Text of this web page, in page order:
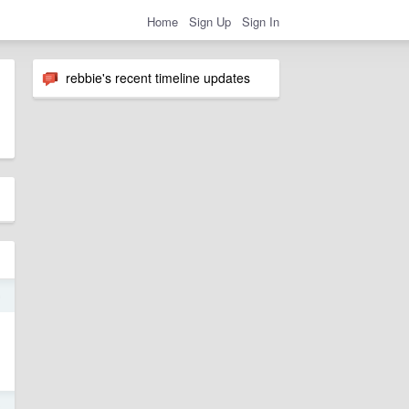
Home Sign Up Sign In
rebbie's recent timeline updates